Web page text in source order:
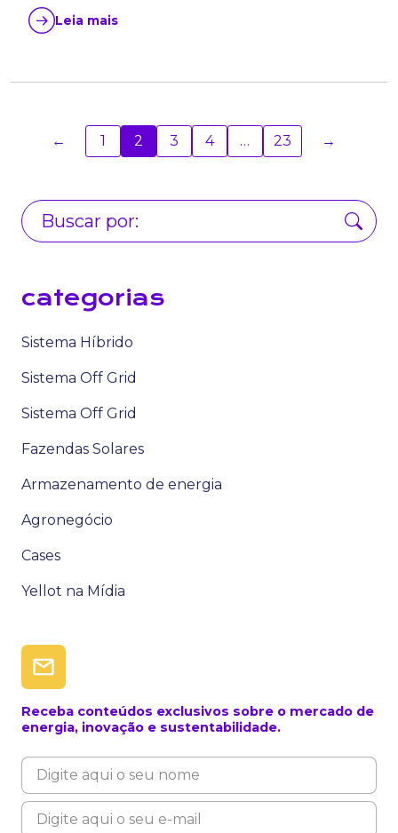
Leia mais
← 1 2 3 4 … 23 →
categorias
Sistema Híbrido
Sistema Off Grid
Sistema Off Grid
Fazendas Solares
Armazenamento de energia
Agronegócio
Cases
Yellot na Mídia
Receba conteúdos exclusivos sobre o mercado de
energia, inovação e sustentabilidade.